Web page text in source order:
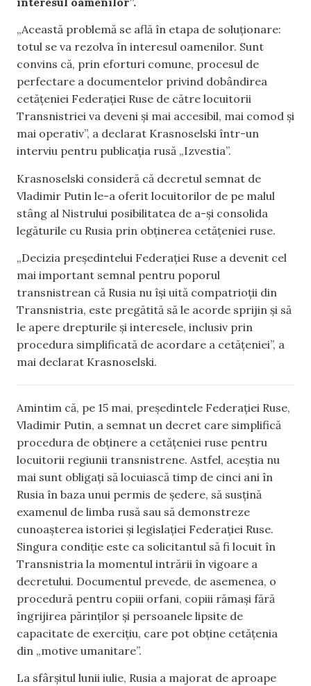
„Această problemă se află în etapa de soluționare:
totul se va rezolva în interesul oamenilor. Sunt
convins că, prin eforturi comune, procesul de
perfectare a documentelor privind dobândirea
cetățeniei Federației Ruse de către locuitorii
Transnistriei va deveni și mai accesibil, mai comod și
mai operativ”, a declarat Krasnoselski într-un
interviu pentru publicația rusă „Izvestia”.
Krasnoselski consideră că decretul semnat de
Vladimir Putin le-a oferit locuitorilor de pe malul
stâng al Nistrului posibilitatea de a-și consolida
legăturile cu Rusia prin obținerea cetățeniei ruse.
„Decizia președintelui Federației Ruse a devenit cel
mai important semnal pentru poporul
transnistrean că Rusia nu își uită compatrioții din
Transnistria, este pregătită să le acorde sprijin și să
le apere drepturile și interesele, inclusiv prin
procedura simplificată de acordare a cetățeniei”, a
mai declarat Krasnoselski.
Amintim că, pe 15 mai, președintele Federației Ruse,
Vladimir Putin, a semnat un decret care simplifică
procedura de obținere a cetățeniei ruse pentru
locuitorii regiunii transnistrene. Astfel, aceștia nu
mai sunt obligați să locuiască timp de cinci ani în
Rusia în baza unui permis de ședere, să susțină
examenul de limba rusă sau să demonstreze
cunoașterea istoriei și legislației Federației Ruse.
Singura condiție este ca solicitantul să fi locuit în
Transnistria la momentul intrării în vigoare a
decretului. Documentul prevede, de asemenea, o
procedură pentru copiii orfani, copiii rămași fără
îngrijirea părinților și persoanele lipsite de
capacitate de exercițiu, care pot obține cetățenia
din „motive umanitare”.
La sfârșitul lunii iulie, Rusia a majorat de aproape